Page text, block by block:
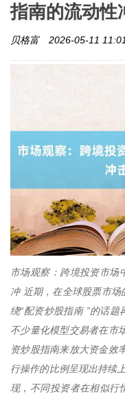
指南的流动性
贝格富 2026-05-11
市场观察：跨境投资市场
冲 近期，在全球股票市
绕“配资炒股指南 ”的话题
不少量化模型交易者在市
资炒股指南来放大资金效
行操作的比例呈现出持续
现，不同投资者在相似行